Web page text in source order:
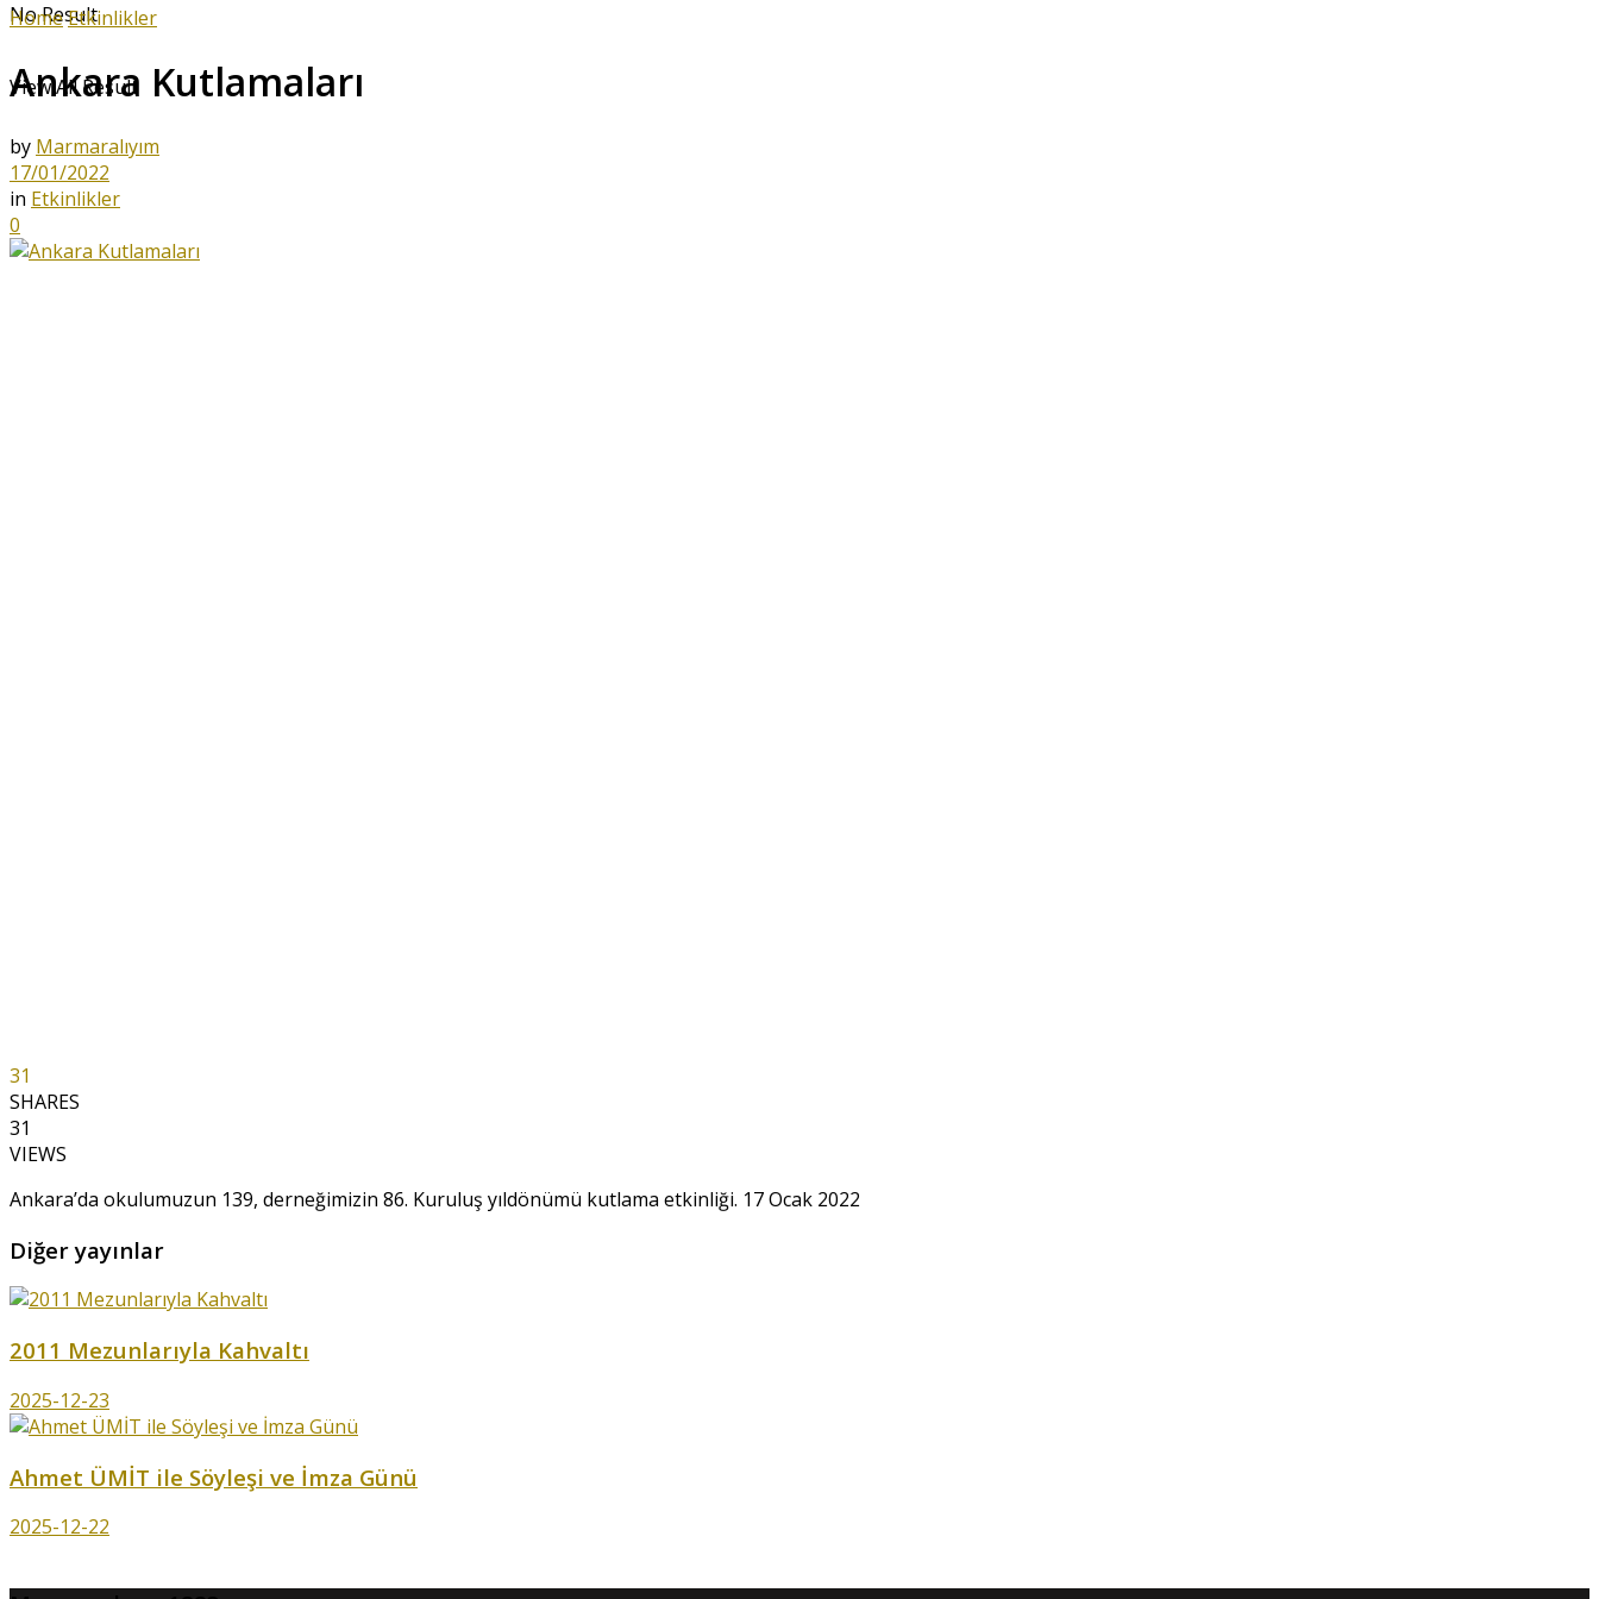
No Result
View All Result
HomeEtkinlikler
Ankara Kutlamaları
by Marmaralıyım
17/01/2022
in Etkinlikler
0
31
SHARES
31
VIEWS
Ankara’da okulumuzun 139, derneğimizin 86. Kuruluş yıldönümü kutlama etkinliği. 17 Ocak 2022
Diğer yayınlar
2011 Mezunlarıyla Kahvaltı
2025-12-23
Ahmet ÜMİT ile Söyleşi ve İmza Günü
2025-12-22